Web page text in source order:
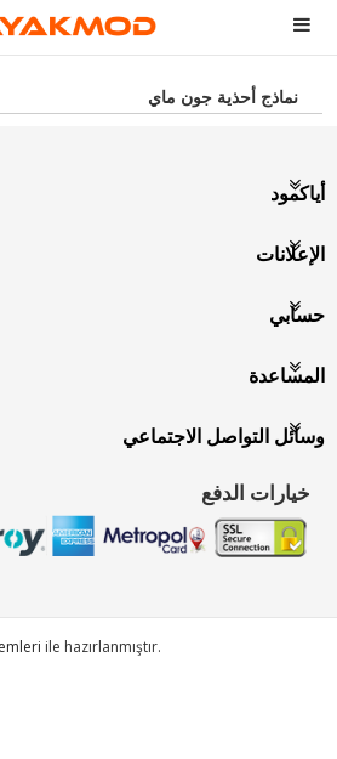
نماذج أحذية جون ماي
أياكمود
الإعلانات
حسابي
المساعدة
وسائل التواصل الاجتماعي
خيارات الدفع
ile hazırlanmıştır.